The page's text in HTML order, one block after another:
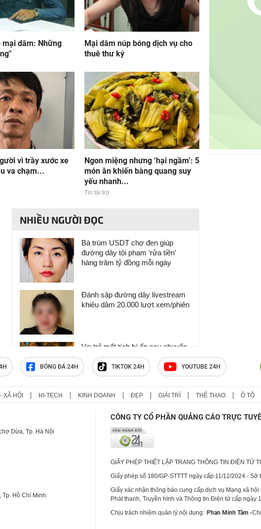
mại dâm: Những
Mại dâm núp bóng dịch vụ cho
thuê thư ký
vì trầy xước xe
va chạm...
Ngon miệng nhưng ‘hại ngầm’: 5
món ăn khiến bàng quang suy
yếu nhanh...
Tin tài trợ
NHIỀU NGƯỜI ĐỌC
Bà trùm USDT chợ đen giúp
đường dây tội phạm ‘rửa tiền’
hàng trăm tỷ đồng mỗi ngày
Đánh sập đường dây livestream
khiêu dâm 20.000 lượt xem/phiên
Vợ trẻ mất tích bí ẩn sau chuyến
đi thăm nương, chồng nhận được
lời nhắn lạ: ‘Xuống Hà Nội làm
việc’
Trưa 5/8: Người đàn ông bị nhóm
tàn ma dại' khiến dư luận dậy
BÓNG ĐÁ 24H TIKTOK 24H YOUTUBE 24H
XÃ HỘI HI-TECH KINH DOANH ĐẸP GIẢI TRÍ THỂ THAO Ô TÔ
Dừa, Tp. Hà Nội
Hồ Chí Minh.
CÔNG TY CỔ PHẦN QUẢNG CÁO TRỰC
GIẤY PHÉP THIẾT LẬP TRANG THÔNG TIN ĐIỆN TỬ
Giấy phép số 180/GP-STTTT ngày cấp 11/12/2024 - Sở
Giấy xác nhận thông báo cung cấp dịch vụ Mạng xã
Phát thanh, Truyền hình và Thông tin Điện tử cấp ngày
Chịu trách nhiệm quản lý nội dung: Phan Minh Tâm -